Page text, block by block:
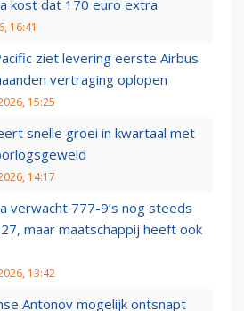
kost dat 170 euro extra
16:41
ziet levering eerste Airbus
vertraging oplopen
15:25
snelle groei in kwartaal met
14:17
verwacht 777-9’s nog steeds
maar maatschappij heeft ook
13:42
Antonov mogelijk ontsnapt